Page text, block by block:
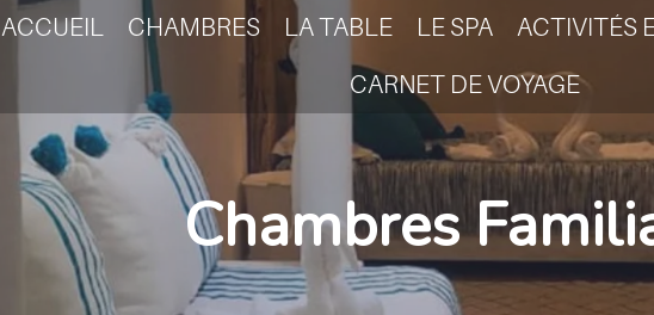
ACCUEIL CHAMBRES LA TABLE LE SPA ACTIVITÉS
CARNET DE VOYAGE
Chambres